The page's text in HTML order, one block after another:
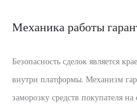
Механика работы
Безопасность сделок является
внутри платформы. Механизм
заморозку средств покупателя